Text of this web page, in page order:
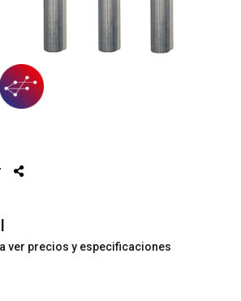
ver precios y especificaciones